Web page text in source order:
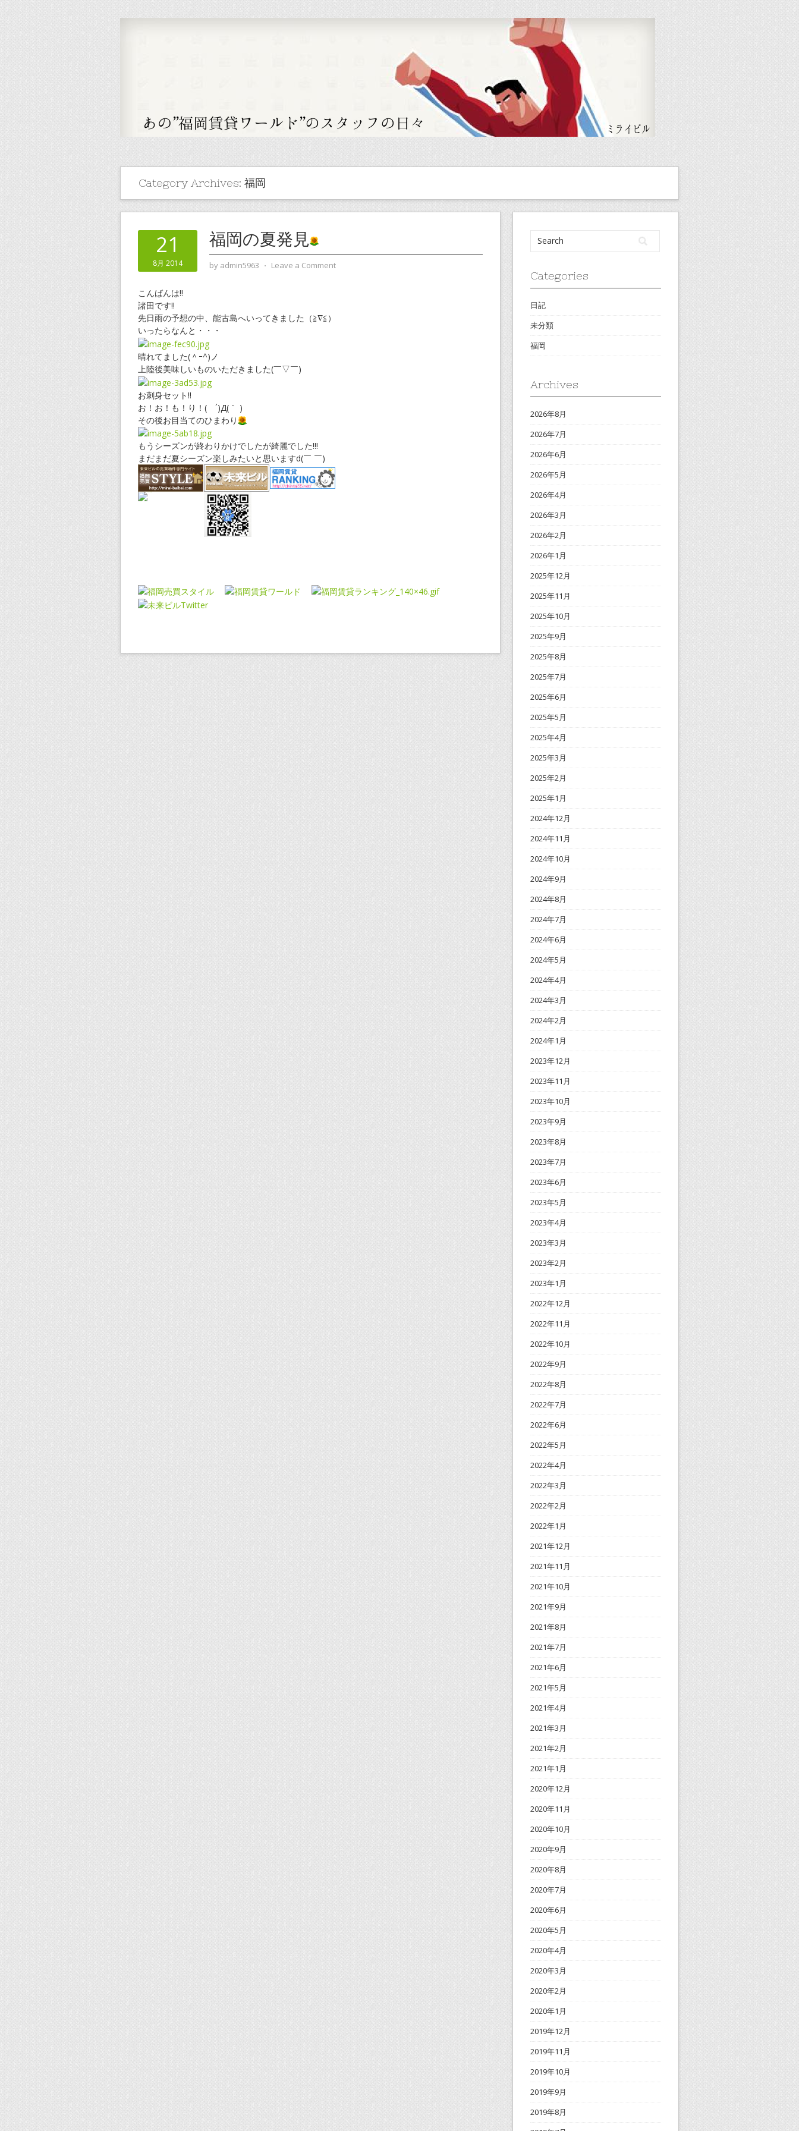
Category Archives: 福岡
21
8月 2014
福岡の夏発見
by admin5963 ⋅ Leave a Comment
こんばんは!!
諸田です!!
先日雨の予想の中、能古島へいってきました（≧∇≦）
いったらなんと・・・
晴れてました(＾ｰ^)ノ
上陸後美味しいものいただきました(￣▽￣)
お刺身セット!!
お！お！も！り！( ´)Д(｀ )
その後お目当てのひまわり
もうシーズンが終わりかけでしたが綺麗でした!!!
まだまだ夏シーズン楽しみたいと思いますd(￣ ￣)
Categories
日記
未分類
福岡
Archives
2026年8月
2026年7月
2026年6月
2026年5月
2026年4月
2026年3月
2026年2月
2026年1月
2025年12月
2025年11月
2025年10月
2025年9月
2025年8月
2025年7月
2025年6月
2025年5月
2025年4月
2025年3月
2025年2月
2025年1月
2024年12月
2024年11月
2024年10月
2024年9月
2024年8月
2024年7月
2024年6月
2024年5月
2024年4月
2024年3月
2024年2月
2024年1月
2023年12月
2023年11月
2023年10月
2023年9月
2023年8月
2023年7月
2023年6月
2023年5月
2023年4月
2023年3月
2023年2月
2023年1月
2022年12月
2022年11月
2022年10月
2022年9月
2022年8月
2022年7月
2022年6月
2022年5月
2022年4月
2022年3月
2022年2月
2022年1月
2021年12月
2021年11月
2021年10月
2021年9月
2021年8月
2021年7月
2021年6月
2021年5月
2021年4月
2021年3月
2021年2月
2021年1月
2020年12月
2020年11月
2020年10月
2020年9月
2020年8月
2020年7月
2020年6月
2020年5月
2020年4月
2020年3月
2020年2月
2020年1月
2019年12月
2019年11月
2019年10月
2019年9月
2019年8月